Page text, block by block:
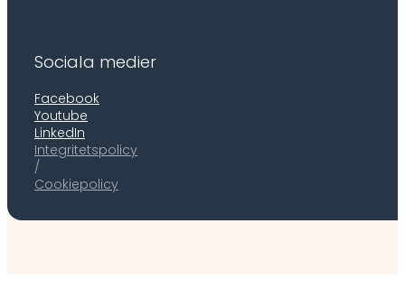
Sociala medier
Facebook
Youtube
LinkedIn
Integritetspolicy
/
Cookiepolicy